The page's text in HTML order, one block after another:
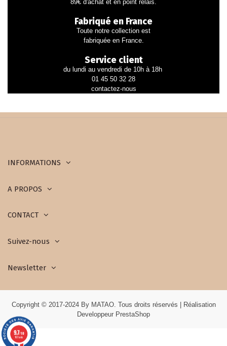
89€ d'achat et en point relais.
Fabriqué en France
Toute notre collection est
fabriquée en France.
Service client
du lundi au vendredi de 10h à 18h
01 45 50 32 28
contactez-nous
INFORMATIONS
A PROPOS
CONTACT
Suivez-nous
Newsletter
Copyright © 2017-2024 By MATAO. Tous droits réservés | Réalisation
Developpeur PrestaShop
9.7/10
167 avis